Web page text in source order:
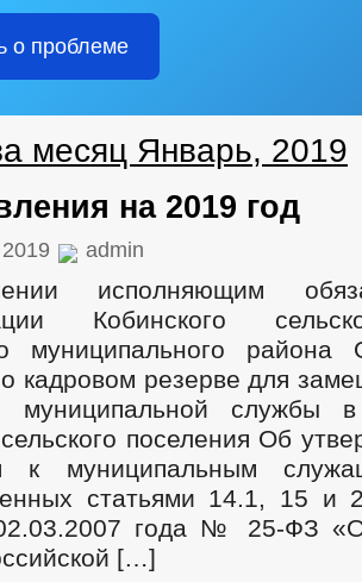
О ДЕЯТЕЛЬНОСТИ ОМСУ,
РЕКЛАМНЫХ КОНСТРУКЦИЙ
СОТРУДНИКОВ
РЕЕСТР
МУНИЦИПАЛЬНЫХ СЛУЖАЩИХ
ОБЕСПЕЧЕНИИ
КОНТАКТНАЯ ИНФОРМАЦИЯ
ТРЕБОВАНИЯ
НОРМАТИВНО-
УСЛОВИЙ ТРУДА
СОСТАВ
ТРЕБОВАНИЙ
КОЛИЧЕСТВО СУБЪЕКТОВ
И СРЕДНЕГО БИЗНЕСА
СВЕДЕНИЯ
ДЛЯ СДАЧИ В АРЕНДУ
РАБОЧИХ МЕСТ
ОБОРОТ ТОВАРОВ,
СОСТОЯНИЕ СУБЪЕКТОВ
КООРДИНАЦИОННЫЙ
СТАТИСТИЧЕСКИЕ ДАННЫЕ
о проблеме
месяц Январь, 2019
на 2019 год
admin
исполняющим
Кобинского
муниципального района
кадровом резерве для
муниципальной службы в
поселения Об
к муниципальным
статьями 14.1, 15 и
года № 25-ФЗ
[…]